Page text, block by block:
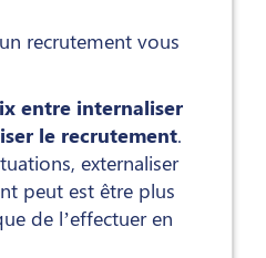
recrutement vous
entre internaliser
le recrutement.
externaliser
peut est être plus
de l’effectuer en